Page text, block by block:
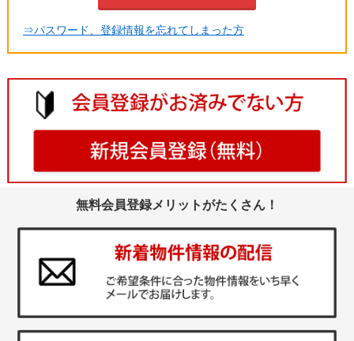
⇒パスワード、登録情報を忘れてしまった方
無料会員登録メリットがたくさん！